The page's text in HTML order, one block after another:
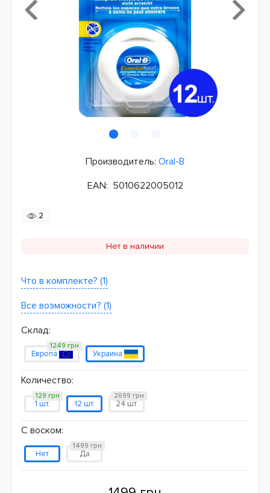
Производитель: Oral-B
EAN: 5010622005012
2
Нет в наличии
Что в комплекте? (1)
Все возможности? (1)
Склад:
Европа
1249 грн
Украина
Количество:
1 шт.
129 грн
12 шт. 24 шт.
2699 грн
С воском:
Нет Да
1499 грн